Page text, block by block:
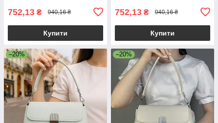
752,13 ₴ 940,16 ₴
Купити
752,13 ₴ 940,16 ₴
Купити
–20% –20%